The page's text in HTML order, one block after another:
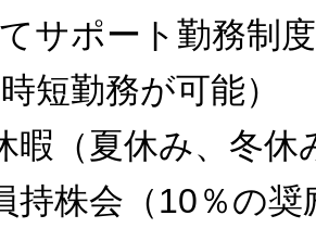
てサポート勤務制
短勤務が可能）
暇（夏休み、冬休
持株会（10％の奨